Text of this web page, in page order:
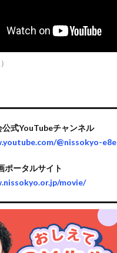
公式YouTubeチャンネル
@nissokyo-e8e
ポータルサイト
movie/